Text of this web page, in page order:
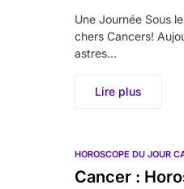
Une Journée Sous
chers Cancers!
astres…
Lire plus
HOROSCOPE DU JOUR
Cancer :